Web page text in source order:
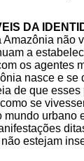
DA
não
a
os agentes
nasce e
de que
se
urbano
estejam